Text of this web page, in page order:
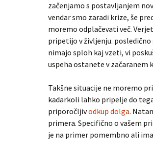
začenjamo s postavljanjem
vendar smo zaradi krize, še
moremo odplačevati več.
pripetijo v življenju. posledično
nimajo sploh kaj vzeti, vi
uspeha ostanete v začaranem
Takšne situacije ne moremo
kadarkoli lahko pripelje do
priporočljivodkup dolga.
primera. Specifično o vašem
je na primer pomembno ali